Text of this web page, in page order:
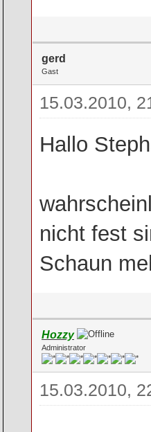
gerd
Gast
15.03.2010,
Hallo
nicht fest
Schaun
Hozzy
Administrator
15.03.2010,